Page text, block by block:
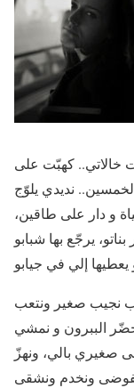
خالاتي.. كهبّت على
نديدي يلوّج
و دار على طاقين،
يرجّع بها شبابو
نجيب صغير ونتعب
الببرون و نمشي
صغيري بالي، ونهزّ
ونخدم ونشقى